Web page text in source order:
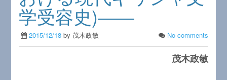
学受容史)――
2015/12/18 by 茂木政敏 No comments
茂木政敏